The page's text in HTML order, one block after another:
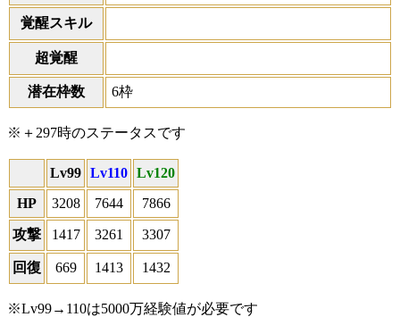
覚醒スキル
超覚醒
潜在枠数 6枠
※＋297時のステータスです
Lv99 Lv110 Lv120
HP
3208 7644 7866
攻撃 1417 3261 3307
回復 669 1413 1432
※Lv99→110は5000万経験値が必要です